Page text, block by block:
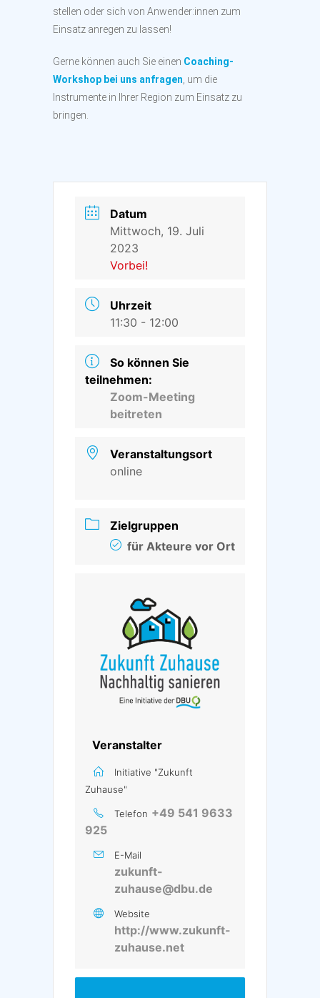
stellen oder sich von Anwender:innen zum
Einsatz anregen zu lassen!
Gerne können auch Sie einen Coaching-
Workshop bei uns anfragen , um die
Instrumente in Ihrer Region zum Einsatz zu
bringen.
Datum
Mittwoch, 19. Juli
2023
Vorbei!
Uhrzeit
11:30 - 12:00
So können Sie
teilnehmen:
Zoom-Meeting
beitreten
Veranstaltungsort
online
Zielgruppen
für Akteure vor Ort
Veranstalter
Initiative "Zukunft
Zuhause"
Telefon +49 541 9633
925
E-Mail
zukunft-
zuhause@dbu.de
Website
http://www.zukunft-
zuhause.net